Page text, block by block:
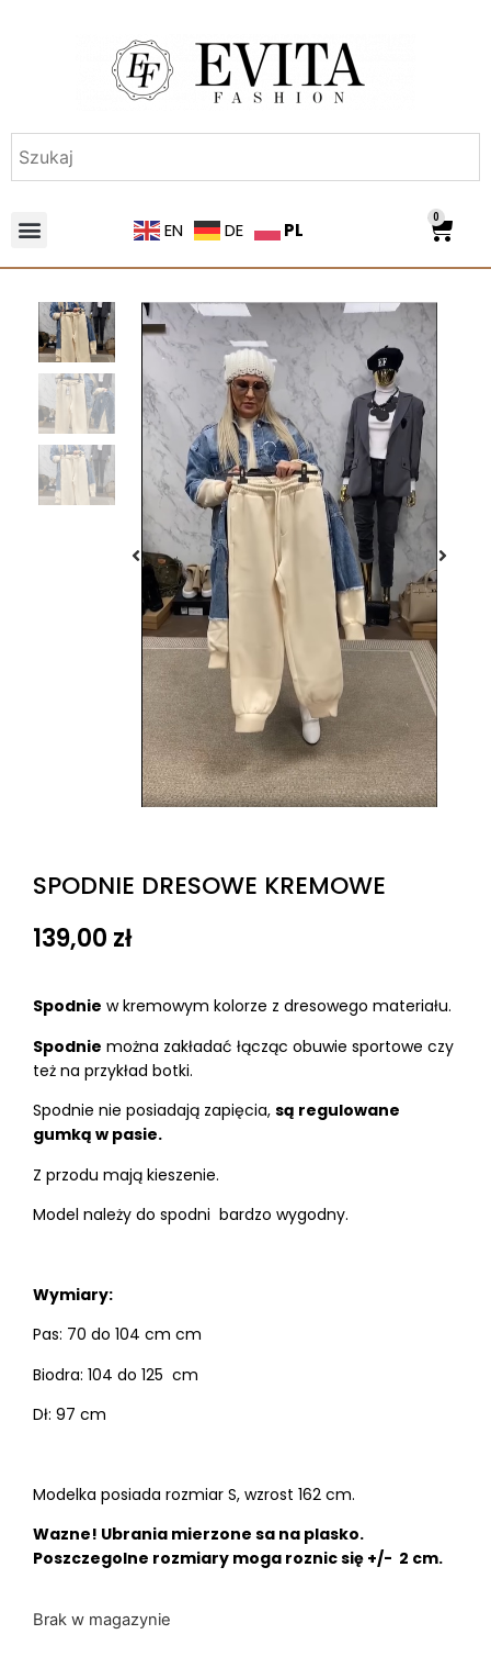
EN DE PL
0
SPODNIE DRESOWE KREMOWE
139,00 zł
Spodnie w kremowym kolorze z dresowego materiału.
Spodnie można zakładać łącząc obuwie sportowe czy
też na przykład botki.
Spodnie nie posiadają zapięcia, są regulowane
gumką w pasie.
Z przodu mają kieszenie.
Model należy do spodni bardzo wygodny.
Wymiary:
Pas: 70 do 104 cm cm
Biodra: 104 do 125 cm
Dł: 97 cm
Modelka posiada rozmiar S, wzrost 162 cm.
Wazne! Ubrania mierzone sa na plasko.
Poszczegolne rozmiary moga roznic się +/- 2 cm.
Brak w magazynie